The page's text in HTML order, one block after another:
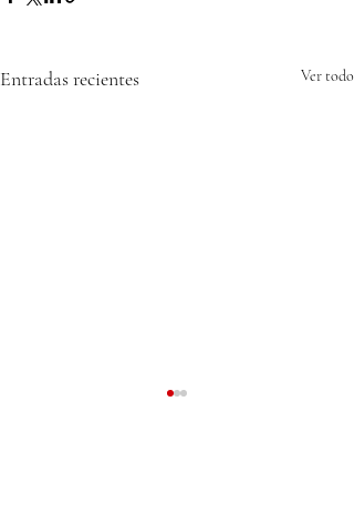
Entradas recientes Ver todo